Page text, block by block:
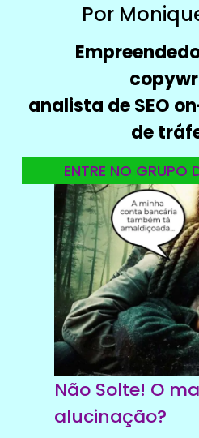
Por
analista de SEO
de
ENTRE NO GRUPO
Não Solte! O
alucinação?